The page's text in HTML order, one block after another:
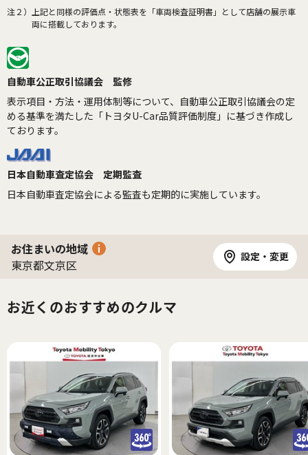
注２）
上記と同様の評価点・状態表を「車両検査証明書」として店舗の展示車
両に搭載しております。
自動車公正取引協議会 監修
表示項目・方法・運用体制等について、自動車公正取引協議会の定
める基準を満たした「トヨタU-Car品質評価制度」に基づき作成し
ております。
日本自動車査定協会 定期監査
日本自動車査定協会による監査も定期的に実施しています。
お住まいの地域
東京都文京区
設定・変更
お近くのおすすめのクルマ